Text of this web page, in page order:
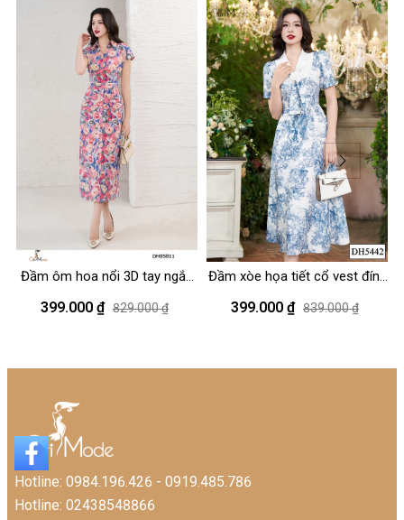
Đầm ôm hoa nổi 3D tay ngắn
399.000 ₫ 829.000 ₫
Đầm xòe họa tiết cổ vest đính
399.000 ₫ 839.000 ₫
Hotline: 0984.196.426 - 0919.485.786
Hotline: 02438548866